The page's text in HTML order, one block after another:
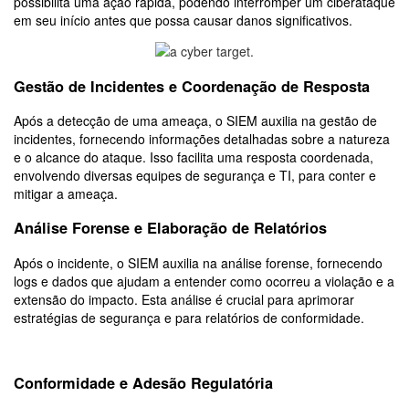
em seu início antes que possa causar danos significativos.
Gestão de Incidentes e Coordenação de Resposta
Após a detecção de uma ameaça, o SIEM auxilia na gestão de
incidentes, fornecendo informações detalhadas sobre a natureza
e o alcance do ataque. Isso facilita uma resposta coordenada,
envolvendo diversas equipes de segurança e TI, para conter e
mitigar a ameaça.
Análise Forense e Elaboração de Relatórios
Após o incidente, o SIEM auxilia na análise forense, fornecendo
logs e dados que ajudam a entender como ocorreu a violação e a
extensão do impacto. Esta análise é crucial para aprimorar
estratégias de segurança e para relatórios de conformidade.
Conformidade e Adesão Regulatória